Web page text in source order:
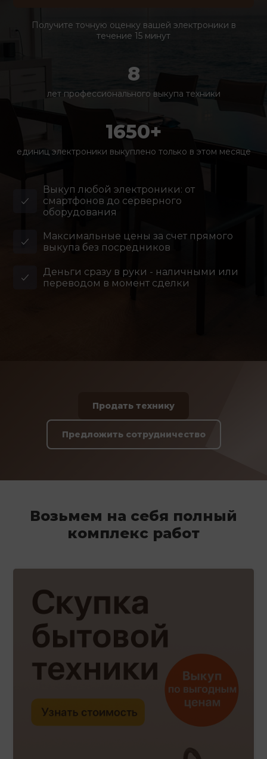
Получите точную оценку вашей электроники в
течение 15 минут
8
лет профессионального выкупа техники
1650+
единиц электроники выкуплено только в этом месяце
Выкуп любой электроники: от
смартфонов до серверного
оборудования
Максимальные цены за счет прямого
выкупа без посредников
Деньги сразу в руки - наличными или
переводом в момент сделки
Продать технику
Предложить сотрудничество
Возьмем на себя полный
комплекс работ